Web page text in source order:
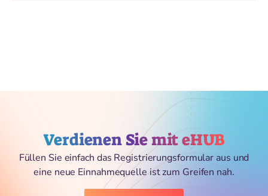
Verdienen Sie mit eHUB
Füllen Sie einfach das Registrierungsformular aus und
eine neue Einnahmequelle ist zum Greifen nah.